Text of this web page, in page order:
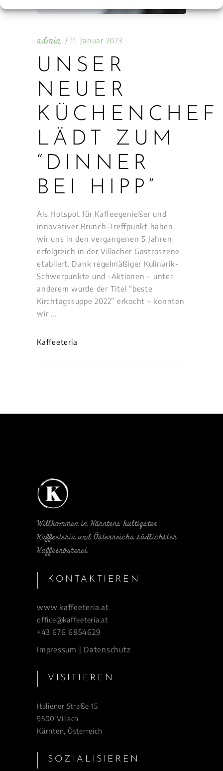
admin 11. Januar 2023
UNSER
NEUER
KÜCHENCHEF
LÄDT ZUM
“DINNER
BEI HIPP”
Als Hotspot für Kaffeegenießer und
innovativer Brunch-Treffpunkt haben
wir uns in den vergangenen 5 Jahren
erfolgreich in der Villacher Gastroszene
etabliert. Dank regelmäßiger Kulinarik-
Schwerpunkte und -Aktionen – unter
anderem wurde der Titel “beste
Kirchtagssuppe 2022” erkocht – konnten
wir
Kaffeeteria
Willkommen in Kärntens kultigster
Kaffeeteria und Österreichs südlichster
Kaffeerösterei.
KONTAKTIEREN
www.kaffeeteria.at
office@kaffeeteria.at
+43 676 6854629
Impressum | Datenschutz
VISITIEREN
Italiener Straße 15
9500 Villach
Kärnten, Österreich
SOZIALISIEREN